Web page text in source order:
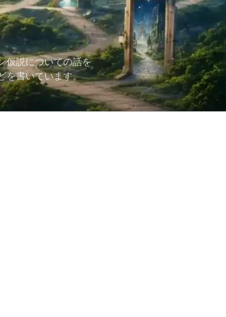
仮説についての話を
を書いています。